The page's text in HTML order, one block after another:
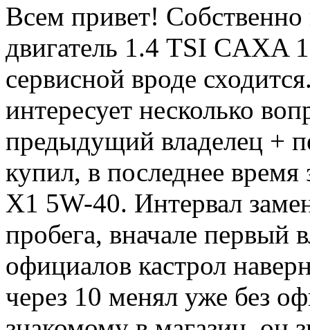
Всем привет!
двигатель 1.4 TSI CAXA
сервисной вроде
интересует несколько
предыдущий владелец +
купил, в последнее
X1 5W-40. Интервал
пробега, вначале первый
официалов кастрол
через 10 менял уже без